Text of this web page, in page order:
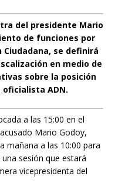
del presidente Mario
de funciones por
se definirá
en medio de
sobre la posición
oficialista ADN.
a las 15:00 en el
Mario Godoy,
mañana a las 10:00 para
sesión que estará
vicepresidenta del